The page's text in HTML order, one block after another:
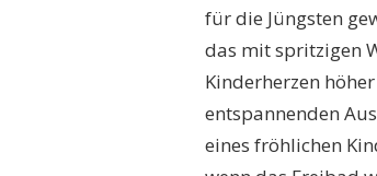
für die Jüngsten
das mit spritzigen
Kinderherzen
entspannenden
eines fröhlichen